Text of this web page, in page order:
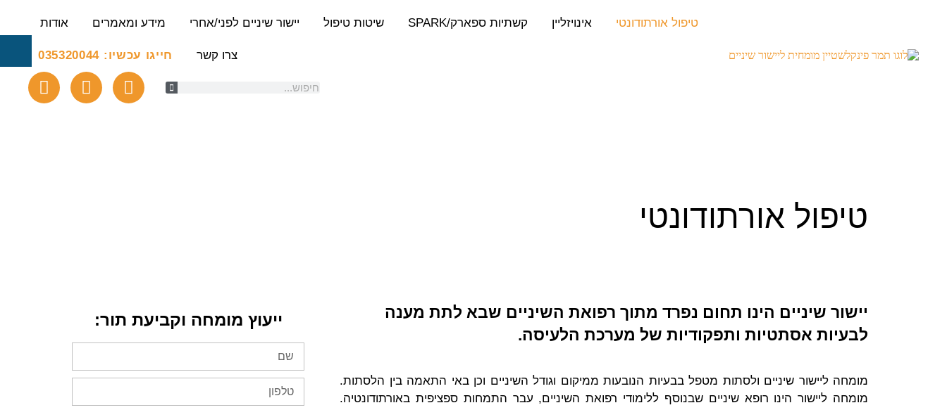
טיפול אורתודונטי אינויזליין קשתיות ספארק/SPARK שיטות טיפול יישור שיניים לפני/אחרי מידע ומאמרים אודות
צרו קשר חייגו עכשיו: 035320044
טיפול אורתודונטי
יישור שיניים הינו תחום נפרד מתוך רפואת השיניים שבא לתת מענה
לבעיות אסתטיות ותפקודיות של מערכת הלעיסה.
מומחה ליישור שיניים ולסתות מטפל בבעיות הנובעות ממיקום וגודל השיניים וכן באי התאמה בין הלסתות.
מומחה ליישור הינו רופא שיניים שבנוסף ללימודי רפואת השיניים, עבר התמחות ספציפית באורתודונטיה.
ייעוץ מומחה וקביעת תור: